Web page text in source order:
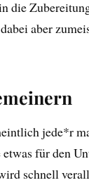
die
aber
jede*r
für den
schnell